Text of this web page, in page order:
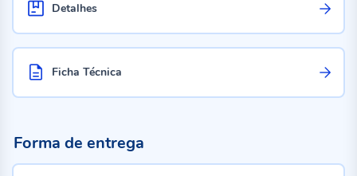
Detalhes
Ficha Técnica
Forma de entrega